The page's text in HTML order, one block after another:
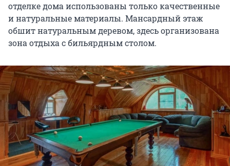
отделке дома использованы только качественные
и натуральные материалы. Мансардный этаж
обшит натуральным деревом, здесь организована
зона отдыха с бильярдным столом.